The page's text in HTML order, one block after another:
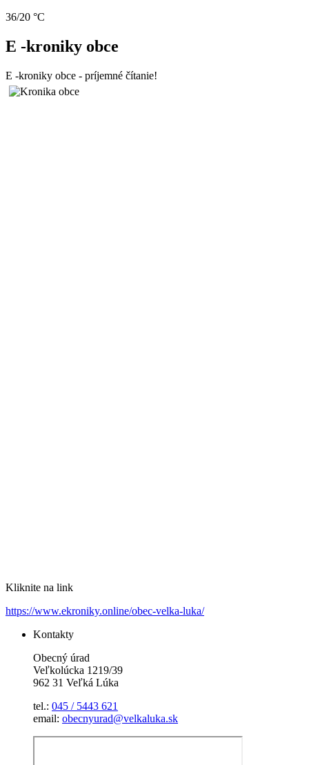
36/20 °C
E -kroniky obce
E -kroniky obce - príjemné čítanie!
Kliknite na link
https://www.ekroniky.online/obec-velka-luka/
Kontakty
Obecný úrad
Veľkolúcka 1219/39
962 31 Veľká Lúka
tel.: 045 / 5443 621
email: obecnyurad@velkaluka.sk